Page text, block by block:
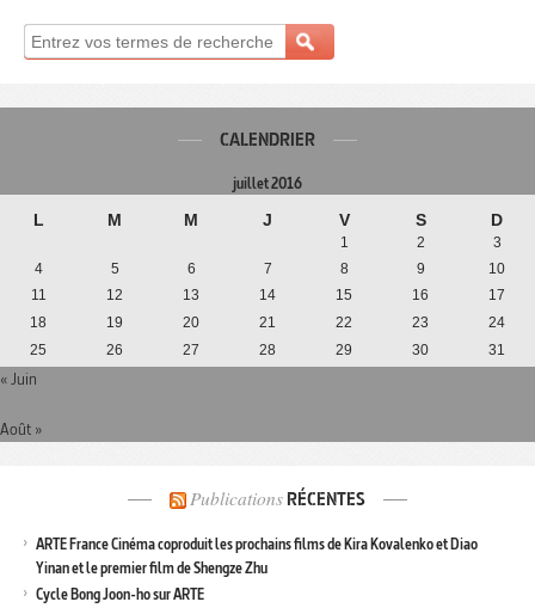
CALENDRIER
juillet 2016
L M M J V S D
1 2
3
4
5 6 7 8 9
10
11
12 13 14 15 16
17
18
19 20 21 22 23
24
25
26 27 28 29 30 31
« Juin
Août »
Publications RÉCENTES
ARTE France Cinéma coproduit les prochains films de Kira Kovalenko et Diao
Yinan et le premier film de Shengze Zhu
Cycle Bong Joon-ho sur ARTE